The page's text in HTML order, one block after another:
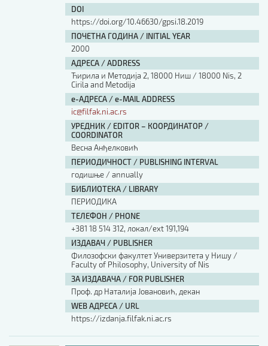
Шаблон прве стране и импресума [B5, ћир]
Шаблон прве стране и импресума [B5, лат]
Шаблон прве стране и импресума [B5, енг]
Етички кодекс
ПРЕТРАГА ИЗДАЊА
Наслов или део наслова
АУТОР / AUTHOR
DOI
https://doi.org/10.46630/gpsi.18.2019
ПОЧЕТНА ГОДИНА / INITIAL YEAR
2000
АДРЕСА / ADDRESS
Ћирила и Методија 2, 18000 Ниш / 18000 Nis, 2
Cirila and Metodija
е-АДРЕСА / e-MAIL ADDRESS
ic@filfak.ni.ac.rs
УРЕДНИК / EDITOR – КООРДИНАТОР /
COORDINATOR
Весна Анђелковић
ПЕРИОДИЧНОСТ / PUBLISHING INTERVAL
годишње / annually
БИБЛИОТЕКА / LIBRARY
ПЕРИОДИКА
ТЕЛЕФОН / PHONE
+381 18 514 312, локал/ext 191,194
ИЗДАВАЧ / PUBLISHER
Филозофски факултет Универзитета у Нишу /
Faculty of Philosophy, University of Nis
ЗА ИЗДАВАЧА / FOR PUBLISHER
Проф. др Наталија Јовановић, декан
WEB АДРЕСА / URL
https://izdanja.filfak.ni.ac.rs